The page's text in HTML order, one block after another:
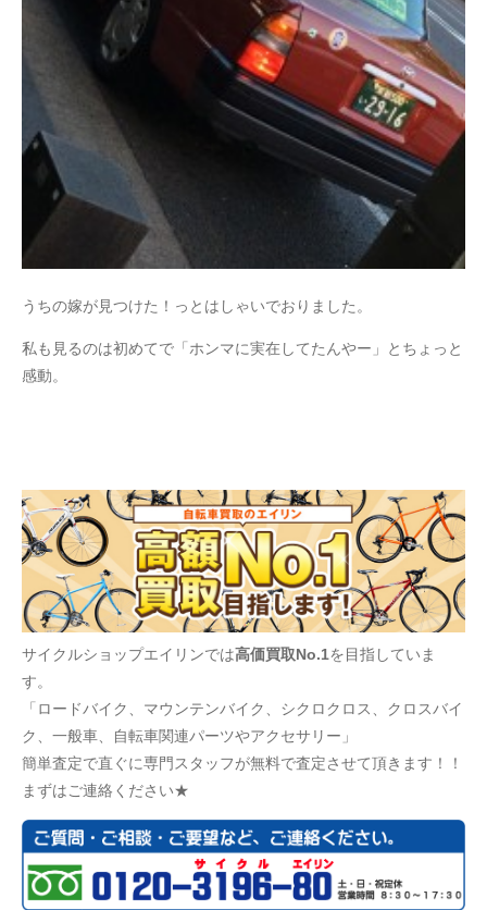
うちの嫁が見つけた！っとはしゃいでおりました。
私も見るのは初めてで「ホンマに実在してたんやー」とちょっと
感動。
サイクルショップエイリンでは高価買取No.1を目指していま
す。
「ロードバイク、マウンテンバイク、シクロクロス、クロスバイ
ク、一般車、自転車関連パーツやアクセサリー」
簡単査定で直ぐに専門スタッフが無料で査定させて頂きます！！
まずはご連絡ください★